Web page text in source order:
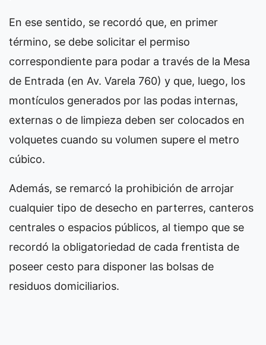
En ese sentido, se recordó que, en primer
término, se debe solicitar el permiso
correspondiente para podar a través de la Mesa
de Entrada (en Av. Varela 760) y que, luego, los
montículos generados por las podas internas,
externas o de limpieza deben ser colocados en
volquetes cuando su volumen supere el metro
cúbico.
Además, se remarcó la prohibición de arrojar
cualquier tipo de desecho en parterres, canteros
centrales o espacios públicos, al tiempo que se
recordó la obligatoriedad de cada frentista de
poseer cesto para disponer las bolsas de
residuos domiciliarios.